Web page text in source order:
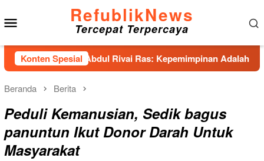
ke
konten
RefublikNews
Tercepat Terpercaya
Konten Spesial
Hadirkan Abdul Rivai Ras: Kepemimpinan Adalah Talenta
Beranda Berita
Peduli Kemanusian, Sedik bagus
panuntun Ikut Donor Darah Untuk
Masyarakat